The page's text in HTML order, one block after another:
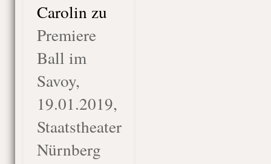
Carolin zu
Premiere
Ball im
Savoy,
19.01.2019,
Staatstheater
Nürnberg